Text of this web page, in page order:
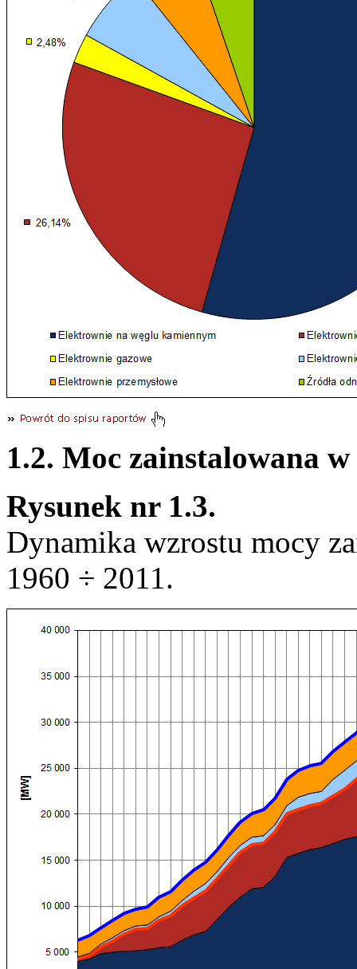
1.2. Moc zainstalowana
Rysunek nr 1.3.
Dynamika wzrostu mocy
1960 ÷ 2011.